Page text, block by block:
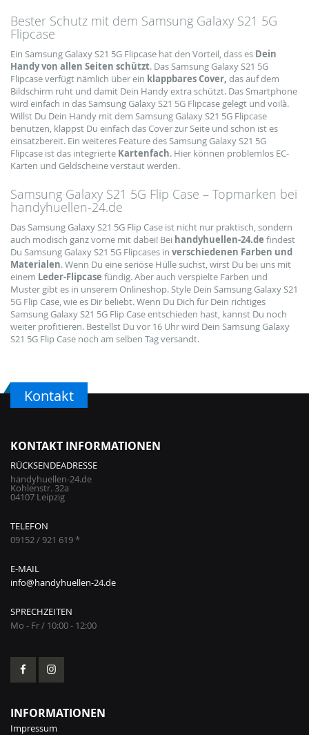
Bester Schutz mit dem Samsung Galaxy S21 5G
Flipcase
Ein Samsung Galaxy S21 5G Flipcase hat den Vorteil, dass es Dein
Handy von allen Seiten schützt. Das Samsung Galaxy S21 5G
Flipcase verfügt nämlich über ein klappbares Cover, das auf dem
Bildschirm ruht und damit Dein Handy extra schützt. Das Smartphone
wird einfach in das Samsung Galaxy S21 5G Flipcase gelegt und voilà.
Willst Du Dein Handy mit dem Samsung Galaxy S21 5G Flipcase
benutzen, klappst Du einfach das Cover zur Seite und schon ist es
einsatzbereit. Ein weiteres Feature des Samsung Galaxy S21 5G
Flipcase ist das integrierte Kartenfach. Hier können problemlos EC-
Karten und Geldscheine verstaut werden.
Samsung Galaxy S21 5G Flip Case – Topmarken bei
handyhuellen-24.de
Das Samsung Galaxy S21 5G Flip Case ist nicht nur praktisch, sondern
auch modisch ganz vorne mit dabei! Bei handyhuellen-24.de findest
Du Samsung Galaxy S21 5G Flipcases in verschiedenen Farben und
Materialen. Wenn Du eine seriöse Hülle suchst, wirst Du bei uns mit
einem Leder-Flipcase fündig. Aber auch verspielte Farben und
Muster gibt es in unserem Onlineshop. Style Dein Samsung Galaxy S21
5G Flip Case, wie es Dir beliebt. Wenn Du Dich für Dein richtiges
Samsung Galaxy S21 5G Flip Case entschieden hast, kannst Du noch
weiter profitieren. Bestellst Du vor 16 Uhr wird Dein Samsung Galaxy
S21 5G Flip Case noch am selben Tag versandt.
Kontakt
KONTAKT INFORMATIONEN
RÜCKSENDEADRESSE
handyhuellen-24.de
Kohlenstr. 32a
04107 Leipzig
TELEFON
09152 / 921 619 *
E-MAIL
info@handyhuellen-24.de
SPRECHZEITEN
Mo - Fr / 10:00 - 12:00
INFORMATIONEN
Impressum